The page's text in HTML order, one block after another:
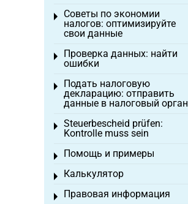
Советы по экономии
налогов: оптимизируйте
свои данные
Toggle menu
Проверка данных: найти
ошибки
Toggle menu
Подать налоговую
декларацию: отправить
данные в налоговый орган
Toggle menu
Steuerbescheid prüfen:
Kontrolle muss sein
Toggle menu
Помощь и примеры
Toggle menu
Калькулятор
Toggle menu
Правовая информация
Toggle menu